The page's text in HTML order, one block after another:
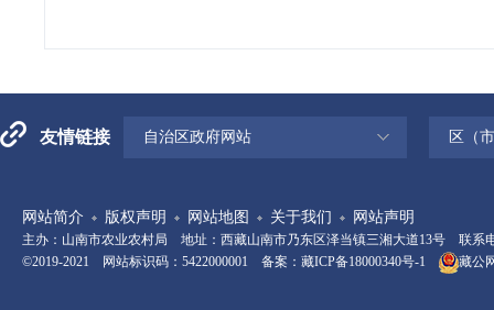
友情链接 自治区政府网站 区（
网站简介 版权声明 网站地图 关于我们 网站声明
主办：山南市农业农村局 地址：西藏山南市乃东区泽当镇三湘大道13号 联系电
©2019-2021 网站标识码：5422000001 备案： 藏ICP备18000340号-1 藏公